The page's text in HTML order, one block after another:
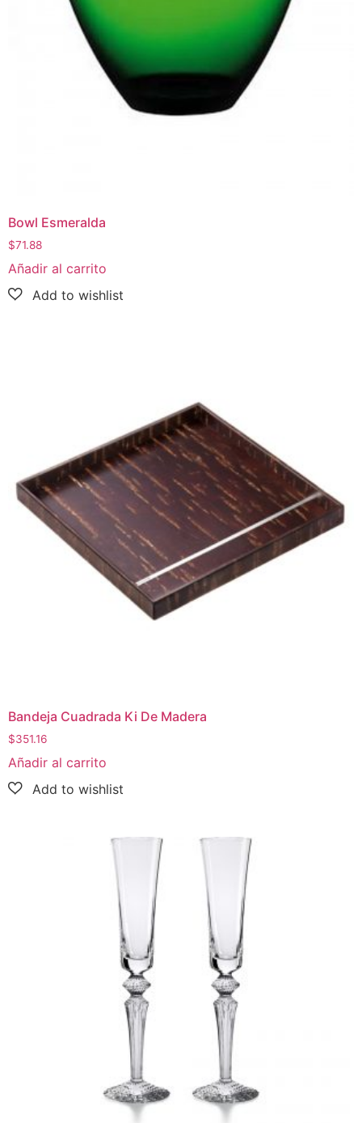
Bowl Esmeralda
$71.88
Añadir al carrito
Bandeja Cuadrada Ki De Madera
$351.16
Añadir al carrito